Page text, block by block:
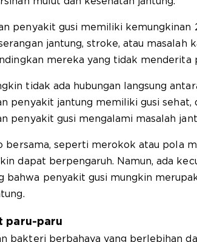
penyakit gusi memiliki
jantung, stroke, atau masalah
mereka yang tidak menderita
tidak ada hubungan langsung
penyakit jantung memiliki gusi sehat,
penyakit gusi mengalami masalah
bersama, seperti merokok atau pola
dapat berpengaruh. Namun, ada
bahwa penyakit gusi mungkin
paru-paru
bakteri berbahaya yang berlebihan